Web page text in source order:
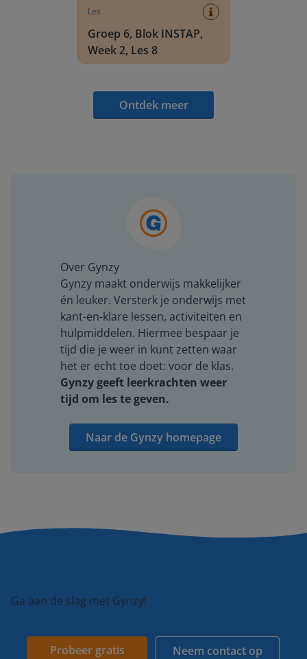
Les
Groep 6, Blok INSTAP,
Week 2, Les 8
Ontdek meer
Over Gynzy
Gynzy maakt onderwijs makkelijker
én leuker. Versterk je onderwijs met
kant-en-klare lessen, activiteiten en
hulpmiddelen. Hiermee bespaar je
tijd die je weer in kunt zetten waar
het er echt toe doet: voor de klas.
Gynzy geeft leerkrachten weer
tijd om les te geven.
Naar de Gynzy homepage
Ga aan de slag met Gynzy!
Probeer gratis Neem contact op